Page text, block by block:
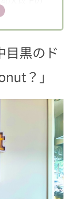
お味は？
I’ｍ donu
ーナツ「c
」
（グレ
（レ
目黒のド
？」